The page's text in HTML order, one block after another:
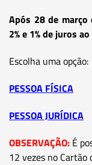
Após 28 de março
2% e 1% de juros
Escolha uma opção:
PESSOA FÍSICA
PESSOA JURÍDICA
OBSERVAÇÃO: É
12 vezes no